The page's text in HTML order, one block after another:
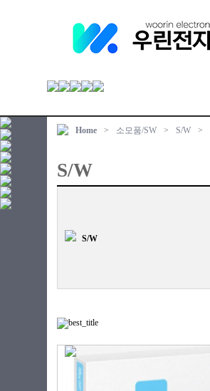
Home > 소모품/SW > S/W >
S/W
S/W